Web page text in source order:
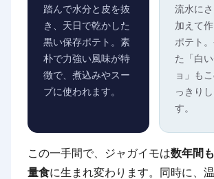
踏んで水分と皮を抜
き、天日で乾かした
黒い保存ポテト。素
朴で力強い風味が特
徴で、煮込みやスー
プに使われます。
流水に
加えて
ポテト
た「白
ョ」も
っきり
す。
この一手間で、ジャガイモは数年間
量食に生まれ変わります。同時に、